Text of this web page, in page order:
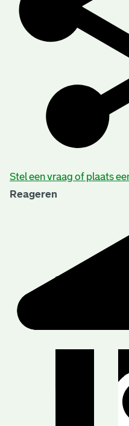
Stel een vraag of plaats
Reageren